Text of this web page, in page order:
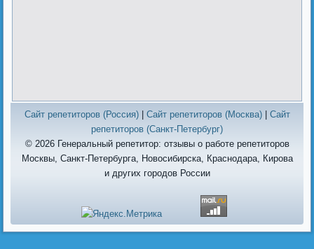
Сайт репетиторов (Россия)| Сайт репетиторов (Москва)| Сайт
репетиторов (Санкт-Петербург)
© 2026 Генеральный репетитор: отзывы о работе репетиторов
Москвы, Санкт-Петербурга, Новосибирска, Краснодара, Кирова
и других городов России